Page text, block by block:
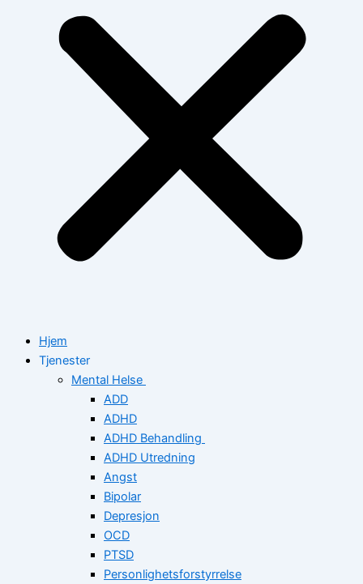
Hjem
Tjenester
Mental Helse
ADD
ADHD
ADHD Behandling
ADHD Utredning
Angst
Bipolar
Depresjon
OCD
PTSD
Personlighetsforstyrrelse